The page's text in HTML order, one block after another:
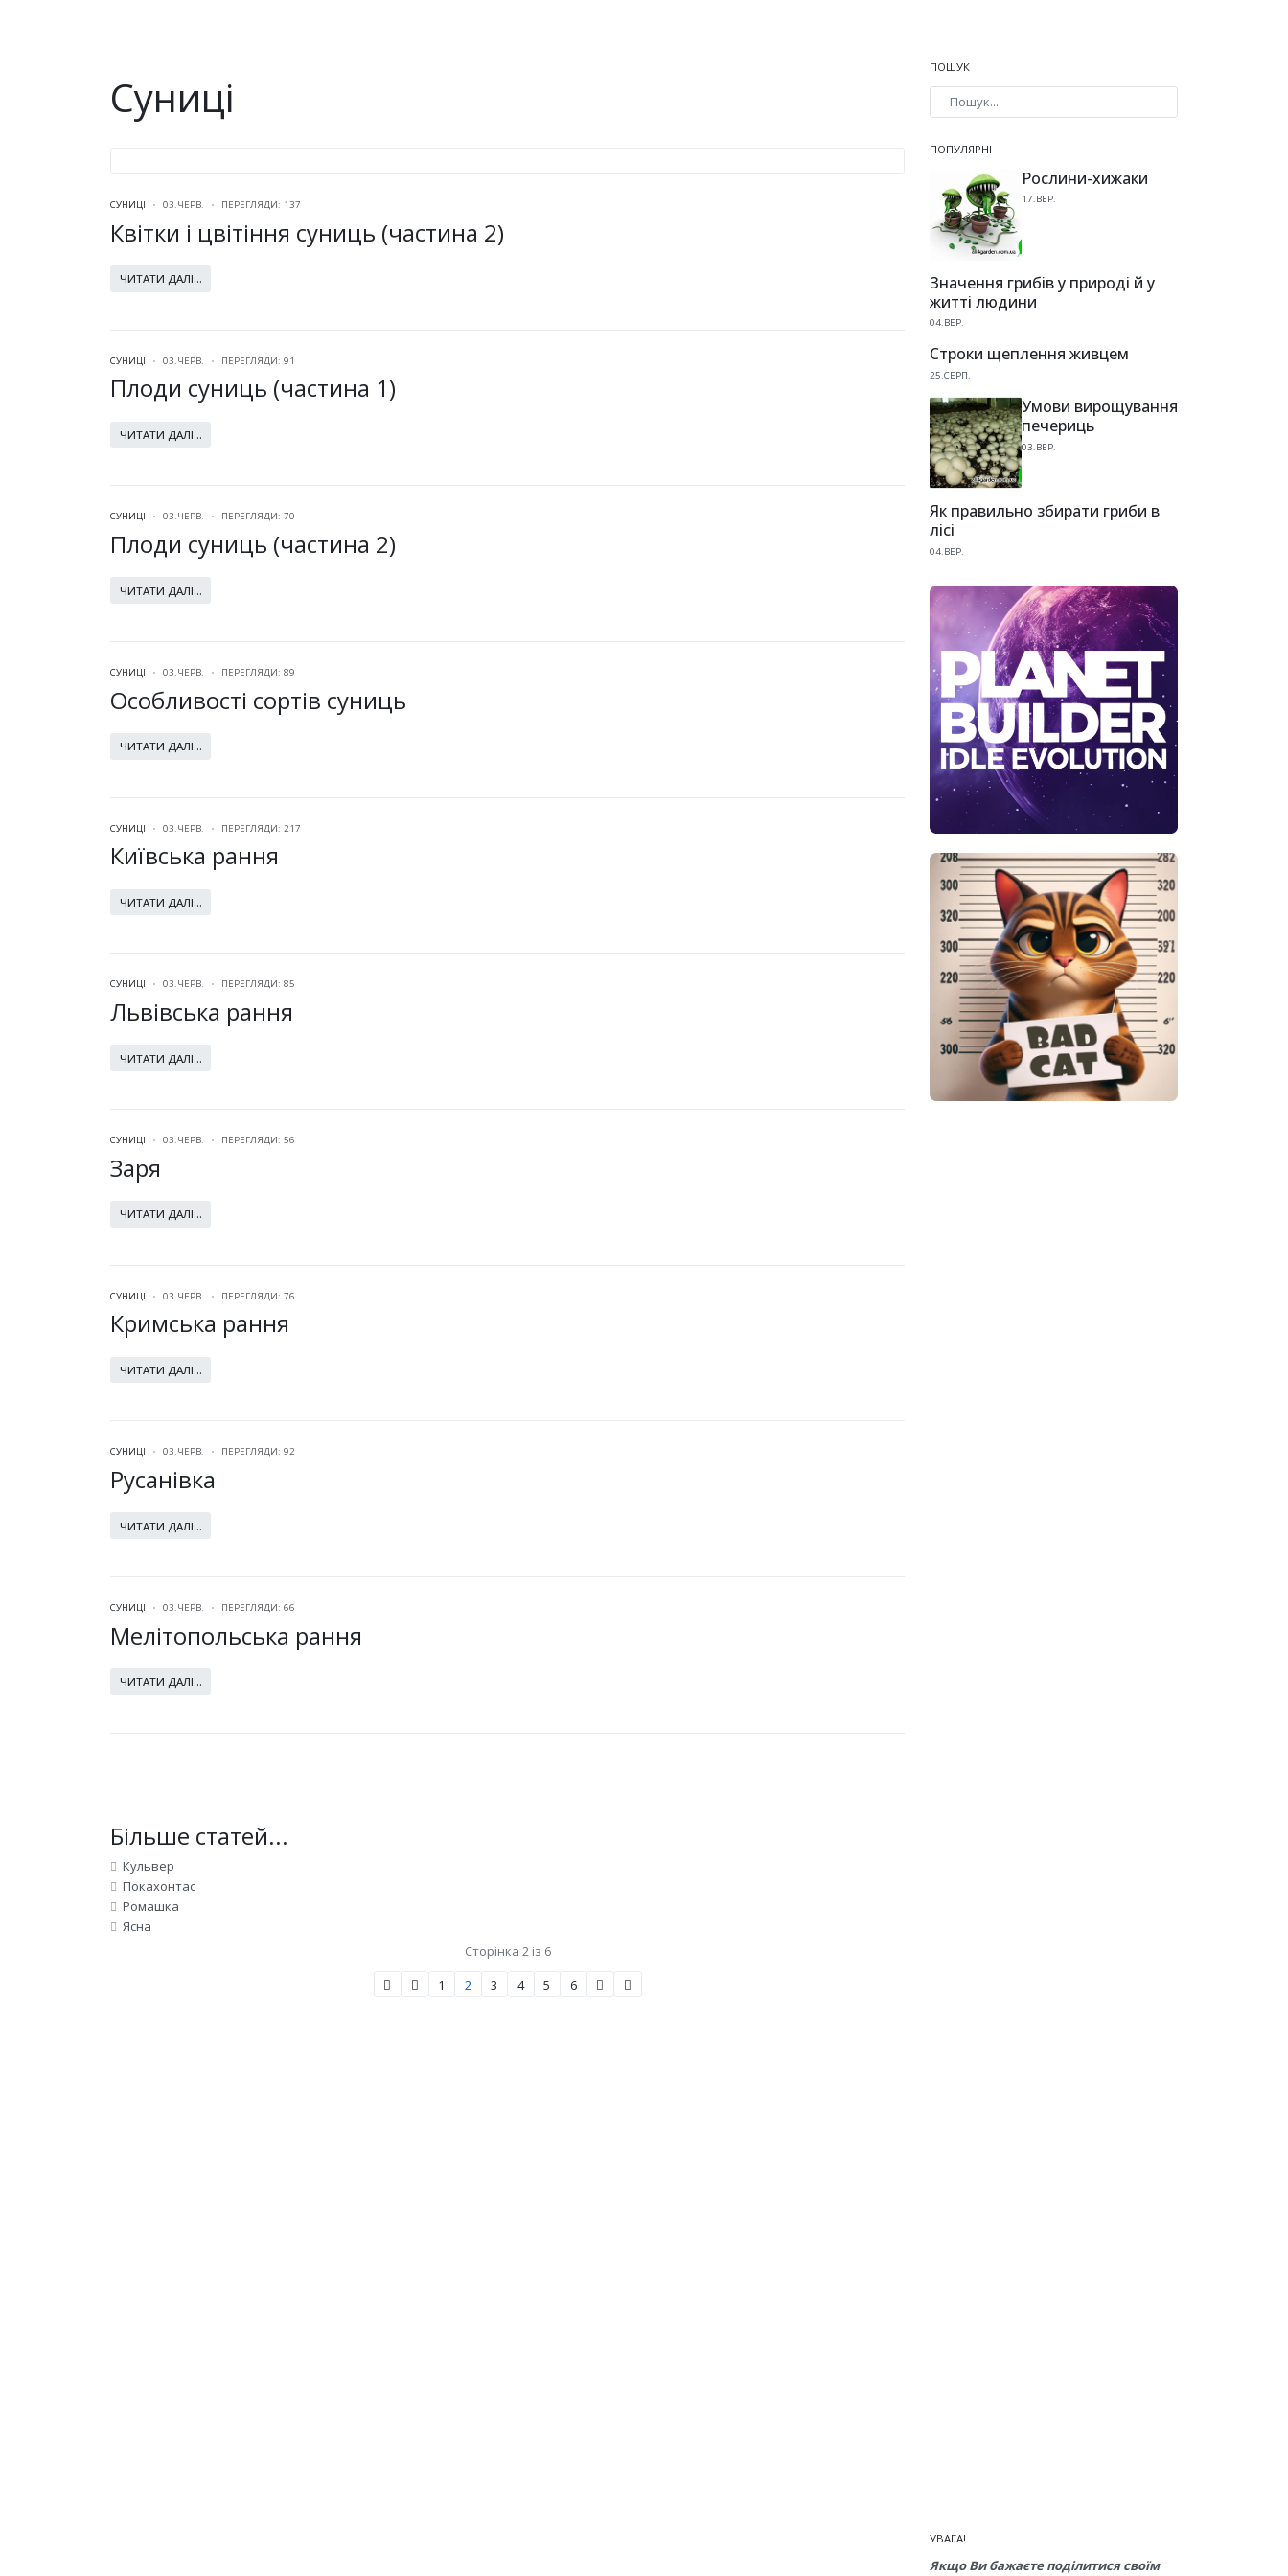
Суниці
СУНИЦІ 03.ЧЕРВ. ПЕРЕГЛЯДИ: 137
Квітки і цвітіння суниць (частина 2)
ЧИТАТИ ДАЛІ...
СУНИЦІ 03.ЧЕРВ. ПЕРЕГЛЯДИ: 91
Плоди суниць (частина 1)
ЧИТАТИ ДАЛІ...
СУНИЦІ 03.ЧЕРВ. ПЕРЕГЛЯДИ: 70
Плоди суниць (частина 2)
ЧИТАТИ ДАЛІ...
СУНИЦІ 03.ЧЕРВ. ПЕРЕГЛЯДИ: 89
Особливості сортів суниць
ЧИТАТИ ДАЛІ...
СУНИЦІ 03.ЧЕРВ. ПЕРЕГЛЯДИ: 217
Київська рання
ЧИТАТИ ДАЛІ...
СУНИЦІ 03.ЧЕРВ. ПЕРЕГЛЯДИ: 85
Львівська рання
ЧИТАТИ ДАЛІ...
СУНИЦІ 03.ЧЕРВ. ПЕРЕГЛЯДИ: 56
Заря
ЧИТАТИ ДАЛІ...
СУНИЦІ 03.ЧЕРВ. ПЕРЕГЛЯДИ: 76
Кримська рання
ЧИТАТИ ДАЛІ...
СУНИЦІ 03.ЧЕРВ. ПЕРЕГЛЯДИ: 92
Русанівка
ЧИТАТИ ДАЛІ...
СУНИЦІ 03.ЧЕРВ. ПЕРЕГЛЯДИ: 66
Мелітопольська рання
ЧИТАТИ ДАЛІ...
Більше статей...
Кульвер
Покахонтас
Ромашка
Ясна
Сторінка 2 із 6
1
2 3 4 5 6
ПОШУК
ПОПУЛЯРНІ
Рослини-хижаки
17.ВЕР.
Значення грибів у природі й у
житті людини
04.ВЕР.
Строки щеплення живцем
25.СЕРП.
Умови вирощування
печериць
03.ВЕР.
Як правильно збирати гриби в
лісі
04.ВЕР.
УВАГА!
Якщо Ви бажаєте поділитися своїм